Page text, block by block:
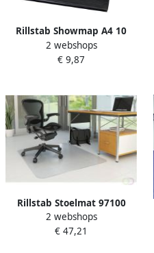
Rillstab Showmap A4 10
tassen + transparante
voortas
2 webshops
€ 9,87
Rillstab Stoelmat 97100
90x120cm voor harde vloer
2 webshops
€ 47,21